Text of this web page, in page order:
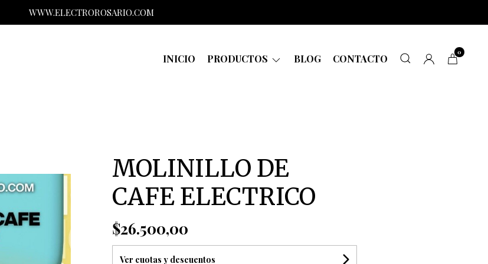
WWW.ELECTROROSARIO.COM
INICIO PRODUCTOS BLOG CONTACTO
0
MOLINILLO DE
CAFE ELECTRICO
$26.500,00
Ver cuotas y descuentos